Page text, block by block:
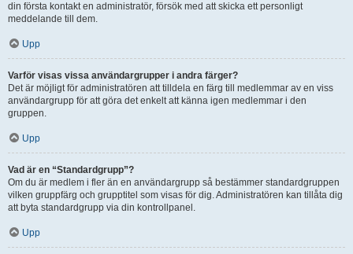
din första kontakt en administratör, försök med att skicka ett personligt
meddelande till dem.
Upp
Varför visas vissa användargrupper i andra färger?
Det är möjligt för administratören att tilldela en färg till medlemmar av en viss
användargrupp för att göra det enkelt att känna igen medlemmar i den
gruppen.
Upp
Vad är en “Standardgrupp”?
Om du är medlem i fler än en användargrupp så bestämmer standardgruppen
vilken gruppfärg och grupptitel som visas för dig. Administratören kan tillåta dig
att byta standardgrupp via din kontrollpanel.
Upp